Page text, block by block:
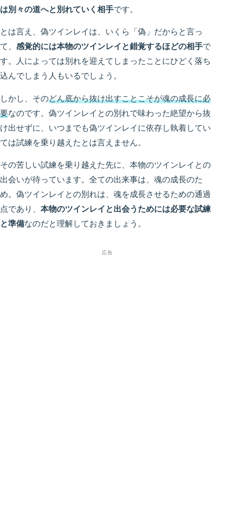
は別々の道へと別れていく相手です。
とは言え、偽ツインレイは、いくら「偽」だからと言っ
て、 感覚的には本物のツインレイと錯覚するほどの相手で
す。人によっては別れを迎えてしまったことにひどく落ち
込んでしまう人もいるでしょう。
しかし、そのどん底から抜け出すことこそが魂の成長に必
要なのです。偽ツインレイとの別れで味わった絶望から抜
け出せずに、いつまでも偽ツインレイに依存し執着してい
ては試練を乗り越えたとは言えません。
その苦しい試練を乗り越えた先に、本物のツインレイとの
出会いが待っています。全ての出来事は、魂の成長のた
め。偽ツインレイとの別れは、魂を成長させるための通過
点であり、 本物のツインレイと出会うためには必要な試練
と準備なのだと理解しておきましょう。
広告